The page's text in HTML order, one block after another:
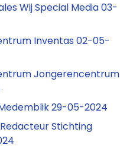
Wij Special Media 03-
Inventas 02-05-
Jongerencentrum
29-05-2024
Stichting